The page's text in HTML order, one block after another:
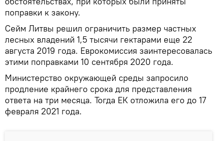
поправки к закону.
Сейм Литвы решил ограничить размер частных
лесных владений 1,5 тысячи гектарами еще 22
августа 2019 года. Еврокомиссия заинтересовалась
этими поправками 10 сентября 2020 года.
Министерство окружающей среды запросило
продление крайнего срока для представления
ответа на три месяца. Тогда ЕК отложила его до 17
февраля 2021 года.